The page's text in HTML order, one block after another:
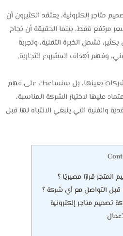
متاجر إلكترونية، يعتقد الكثيرون أن
مرتفع فقط، بينما الحقيقة أن نجاح
تشمل الخبرة التقنية، وتجربة
وفهم أهداف المشروع التجارية.
بعينها، بل سنساعدك على فهم
عليها لاختيار الشركة المناسبة،
والفنية التي ينبغي الانتباه لها قبل
المتجر قرارًا مصيريًا ؟
التواصل مع أي شركة ؟
تصميم متاجر إلكترونية